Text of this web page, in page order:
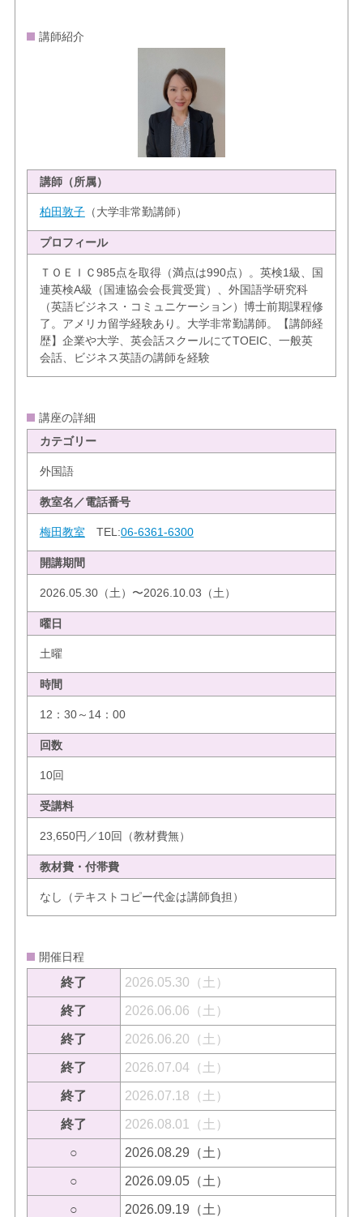
講師紹介
講師（所属）
柏田敦子（大学非常勤講師）
プロフィール
ＴＯＥＩＣ985点を取得（満点は990点）。英検1級、国
連英検A級（国連協会会長賞受賞）、外国語学研究科
（英語ビジネス・コミュニケーション）博士前期課程修
了。アメリカ留学経験あり。大学非常勤講師。【講師経
歴】企業や大学、英会話スクールにてTOEIC、一般英
会話、ビジネス英語の講師を経験
講座の詳細
カテゴリー
外国語
教室名／電話番号
梅田教室 TEL:06-6361-6300
開講期間
2026.05.30（土）〜2026.10.03（土）
曜日
土曜
時間
12：30～14：00
回数
10回
受講料
23,650円／10回（教材費無）
教材費・付帯費
なし（テキストコピー代金は講師負担）
開催日程
終了 2026.05.30（土）
終了 2026.06.06（土）
終了 2026.06.20（土）
終了 2026.07.04（土）
終了 2026.07.18（土）
終了 2026.08.01（土）
○ 2026.08.29（土）
○ 2026.09.05（土）
○ 2026.09.19（土）